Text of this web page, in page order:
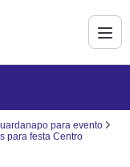
para evento
para festa Centro